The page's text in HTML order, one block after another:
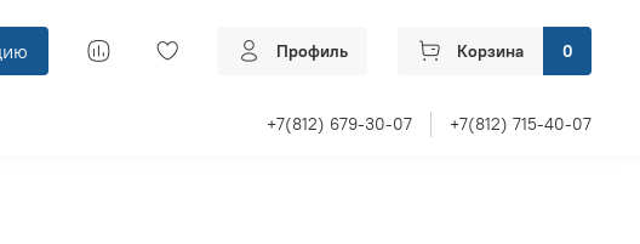
Профиль Корзина 0
+7(812) 679-30-07 +7(812) 715-40-07